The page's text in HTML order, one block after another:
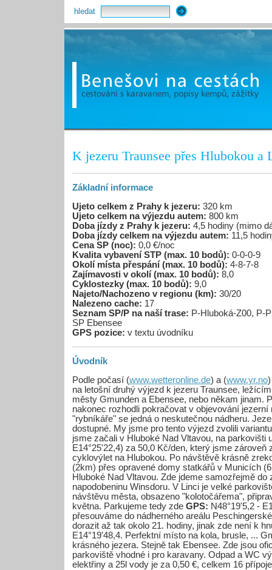
hledat
K jezeru Traunsee přes Hlubokou a
Základní informace
Ujeto celkem z Prahy k jezeru: 320 km
Ujeto celkem na výjezdu autem: 800 km
Doba jízdy z Prahy k jezeru: 4,5 hodiny (mimo
Doba jízdy celkem na výjezdu autem: 11,5
Cena SP (noc): 0,0 €/noc
Kvalita vybavení STP (max. 10 bodů): 0-0-0-9
Okolí místa přespání (max. 10 bodů): 4-8-7-8
Zajímavosti v okolí (max. 10 bodů): 8,0
Cyklostezky (max. 10 bodů): 9,0
Najeto/Nachozeno v regionu (km): 30/20
Nalezeno cache: 17
Seznam SP/P na naší trase: P-Hluboká-Z00, P-
SP Ebensee
GPS pozice: v textu úvodníku
Úvodník
Podle počasí (www.wetteronline.de) a (www.yr.no
na letošní druhý výjezd k jezeru Traunsee,
městy Gmunden a Ebensee, nebo někam jinam.
nakonec rozhodli pokračovat v objevování jezerní
"rybníkáře" se jedná o neskutečnou nádheru.
dostupné. My jsme pro tento výjezd zvolili
jsme začali v Hluboké Nad Vltavou, na parkovišti
E14°25'22,4) za 50,0 Kč/den, který jsme zároveň
cyklovýlet na Hlubokou. Po návštěvě krásně
(2km) přes opravené domy statkářů v Municích
Hluboké Nad Vltavou. Zde jdeme samozřejmě
napodobeninu Winsdoru. V Linci je velké
návštěvu města, obsazeno "kolotočářema",
května. Parkujeme tedy zde GPS: N48°19'5,2 -
přesouváme do nádherného areálu
dorazit až tak okolo 21. hodiny, jinak zde není k
E14°19'48,4. Perfektní místo na kola, brusle, ...
krásného jezera. Stejně tak Ebensee. Zde jsou
parkoviště vhodné i pro karavany. Odpad a WC
elektřiny a 25l vody je za 0,50 €, celkem 16